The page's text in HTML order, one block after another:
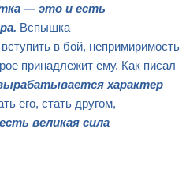
— это и есть
Вспышка —
в бой, непримиримость
принадлежит ему. Как писал
характер
его, стать другом,
великая сила